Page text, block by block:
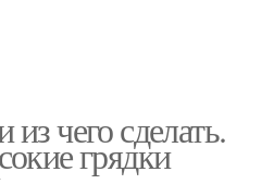
чего сделать.
грядки